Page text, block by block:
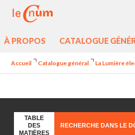
À PROPOS CATALOGUE
Accueil Catalogue général La Lumière
TABLE
DES
MATIÈRES
RECHERCHE DANS LE